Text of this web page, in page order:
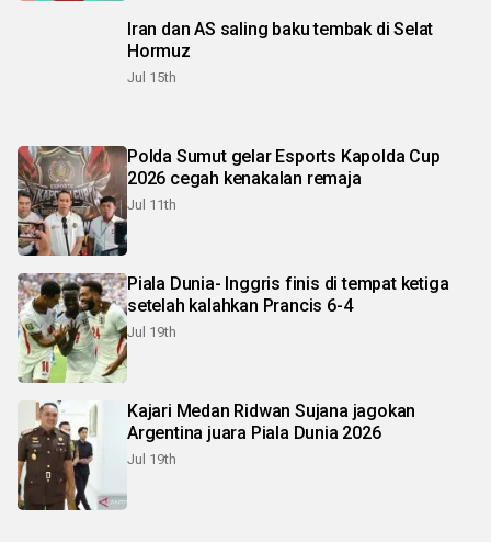
Iran dan AS saling baku tembak di Selat
Hormuz
Jul 15th
Polda Sumut gelar Esports Kapolda Cup
2026 cegah kenakalan remaja
Jul 11th
Piala Dunia- Inggris finis di tempat ketiga
setelah kalahkan Prancis 6-4
Jul 19th
Kajari Medan Ridwan Sujana jagokan
Argentina juara Piala Dunia 2026
Jul 19th